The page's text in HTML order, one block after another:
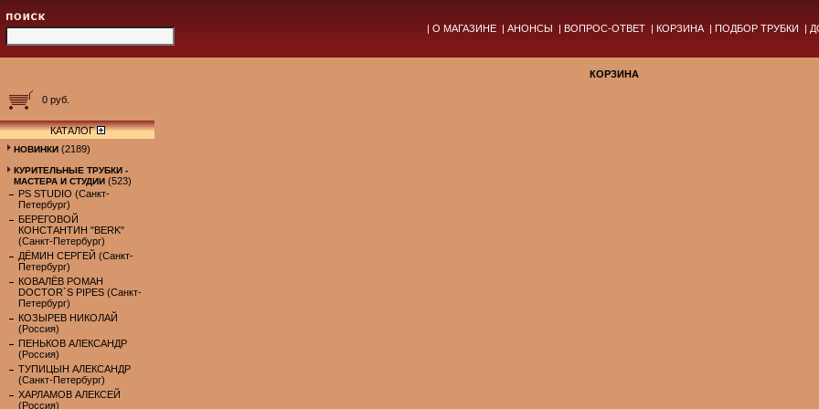
| О МАГАЗИНЕ | АНОНСЫ | ВОПРОС-ОТВЕТ | КОРЗИНА | ПОДБОР ТРУБКИ |
КОРЗИНА
0 руб.
КАТАЛОГ
НОВИНКИ (2189)
КУРИТЕЛЬНЫЕ ТРУБКИ -
МАСТЕРА И СТУДИИ (523)
PS STUDIO (Санкт-
Петербург)
БЕРЕГОВОЙ
КОНСТАНТИН "BERK"
(Санкт-Петербург)
ДЁМИН СЕРГЕЙ (Санкт-
Петербург)
КОВАЛЁВ РОМАН
DOCTOR`S PIPES (Санкт-
Петербург)
КОЗЫРЕВ НИКОЛАЙ
(Россия)
ПЕНЬКОВ АЛЕКСАНДР
(Россия)
ТУПИЦЫН АЛЕКСАНДР
(Санкт-Петербург)
ХАРЛАМОВ АЛЕКСЕЙ
(Россия)